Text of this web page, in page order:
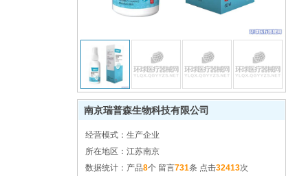
南京瑞普森生物科技有限公司
经营模式： 生产企业
所在地区： 江苏南京
数据统计： 产品8个 留言731条 点击32413次